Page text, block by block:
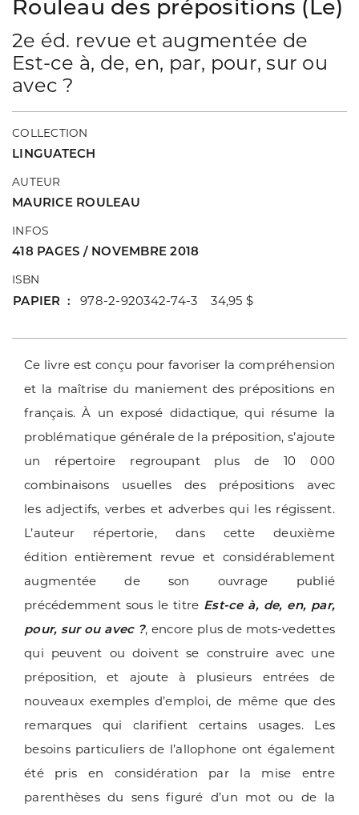
Rouleau des prépositions (Le)
2e éd. revue et augmentée de
Est-ce à, de, en, par, pour, sur ou
avec ?
COLLECTION
LINGUATECH
AUTEUR
MAURICE ROULEAU
INFOS
418 PAGES / NOVEMBRE 2018
ISBN
PAPIER 978-2-920342-74-3 34,95 $
Ce livre est conçu pour favoriser la compréhension
et la maîtrise du maniement des prépositions en
français. À un exposé didactique, qui résume la
problématique générale de la préposition, s’ajoute
un répertoire regroupant plus de 10 000
combinaisons usuelles des prépositions avec
les adjectifs, verbes et adverbes qui les régissent.
L’auteur répertorie, dans cette deuxième
édition entièrement revue et considérablement
augmentée de son ouvrage publié
précédemment sous le titre Est-ce à, de, en, par,
pour, sur ou avec ?, encore plus de mots-vedettes
qui peuvent ou doivent se construire avec une
préposition, et ajoute à plusieurs entrées de
nouveaux exemples d’emploi, de même que des
remarques qui clarifient certains usages. Les
besoins particuliers de l’allophone ont également
été pris en considération par la mise entre
parenthèses du sens figuré d’un mot ou de la